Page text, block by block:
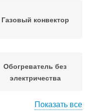
Газовый конвектор
Обогреватель без
электричества
Показать все